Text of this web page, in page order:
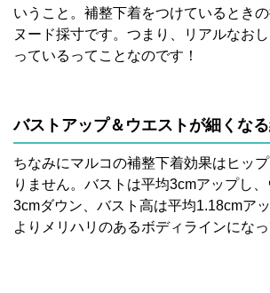
いうこと。補整下着をつけているときの
ヌード採寸です。つまり、リアルなお
っているってことなのです！
バストアップ＆ウエストが細くなる
ちなみにマルコの補整下着効果はヒッ
りません。バストは平均3cmアップし
3cmダウン、バスト高は平均1.18cmア
よりメリハリのあるボディラインになっ